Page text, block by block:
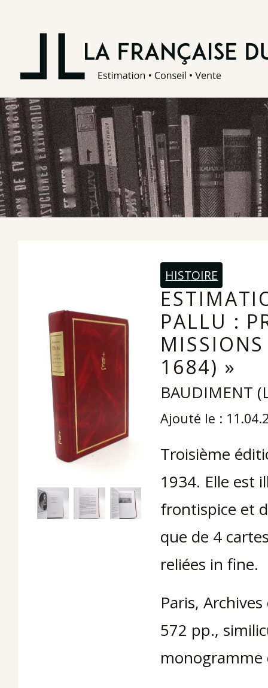
HISTOIRE
PALLU :
1684) »
BAUDIMENT
Ajouté le :
Troisième
1934. Elle est
frontispice et
que de 4
reliées in fine.
Paris,
572 pp.,
monogramme